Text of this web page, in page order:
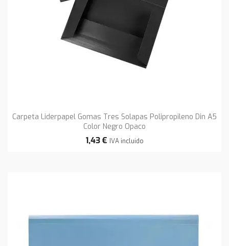
Carpeta Liderpapel Gomas Tres Solapas Polipropileno Din A5
Color Negro Opaco
1,43 € IVA incluido